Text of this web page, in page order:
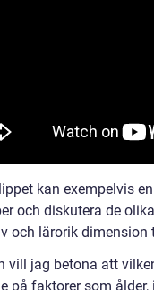
kan exempelvis
och diskutera de
och lärorik dimension
vill jag betona att
på faktorer som